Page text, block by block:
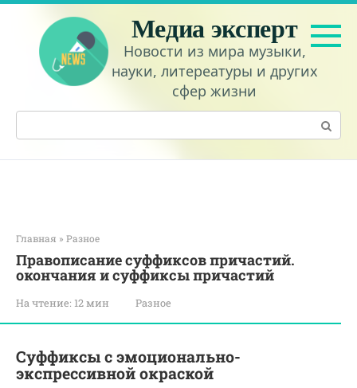
Перейти
контенту
Медиа эксперт
Новости из мира музыки,
науки, литереатуры и других
сфер жизни
Поиск:
Главная » Разное
Правописание суффиксов причастий.
окончания и суффиксы причастий
На чтение: 12 мин Разное
Суффиксы с эмоционально-
экспрессивной окраской